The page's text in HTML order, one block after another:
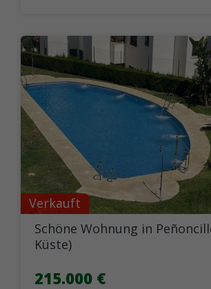
Verkauft
Schöne Wohnung in
Küste)
215.000 €